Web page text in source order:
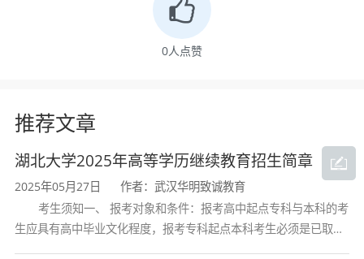
授权类别（电子与通信工程领域），并在控制科
学与工程一级学科博士学位授权点框架下开展研
通信工程系、微电子工程系、电工电子基础课部
等教学单位，拥有湖北省电工电子实验教学示范
中心、机器人与智能系统研究院、信号处理与多
媒体通信研究所等高水平教学科研平台。学院现
有教职工73人，其中教授14人，副教授29人，具
有博士学位教师45人，硕士研究生导师43人，博
0人点赞
推荐文章
湖北大学2025年高等学历继续教育招生简章
2025年05月27日
作者：武汉华明致诚教育
考生须知一、 报考对象和条件：报考高中起点专科与本科的考
生应具有高中毕业文化程度，报考专科起点本科考生必须是已取得